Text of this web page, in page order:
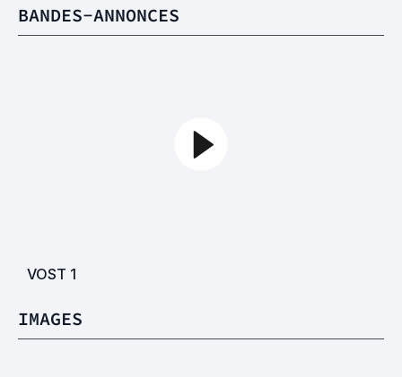
BANDES-ANNONCES
VOST 1
IMAGES